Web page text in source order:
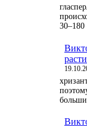
30–180